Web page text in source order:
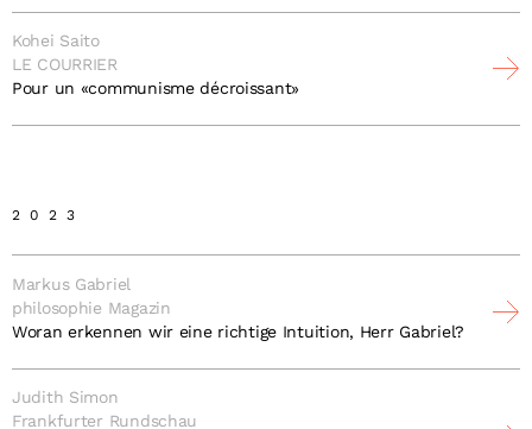
Kohei Saito
LE COURRIER
Pour un «communisme décroissant»
2023
Markus Gabriel
philosophie Magazin
Woran erkennen wir eine richtige Intuition, Herr Gabriel?
Judith Simon
Frankfurter Rundschau